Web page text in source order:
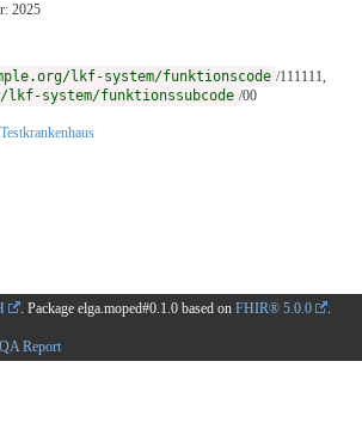
2025
lkf-system/funktionscode /111111,
system/funktionssubcode /00
. Package elga.moped#0.1.0 based on FHIR® 5.0.0
.
QA Report